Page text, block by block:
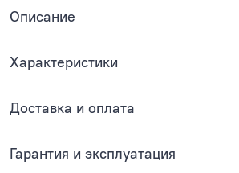
Описание
Характеристики
Доставка и оплата
Гарантия и эксплуатация